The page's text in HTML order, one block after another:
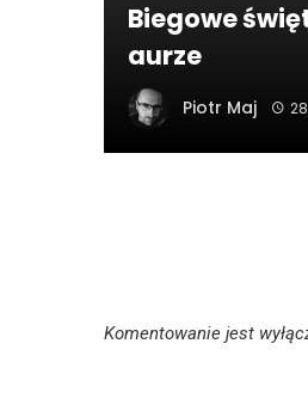
Biegowe
aurze
Piotr Maj
Komentowanie jest